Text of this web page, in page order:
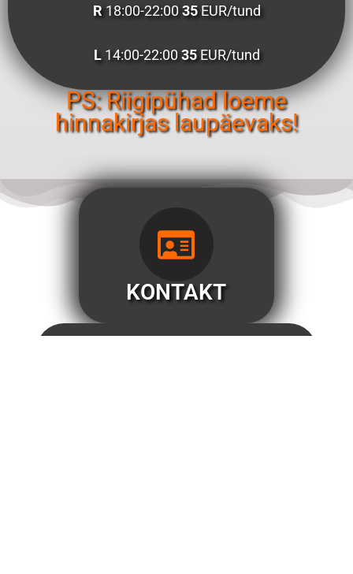
R18:00-22:00 35EUR/tund
L14:00-22:00 35EUR/tund
PS: Riigipühad loeme
hinnakirjas laupäevaks!
KONTAKT